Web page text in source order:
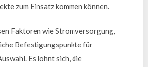
zum Einsatz kommen können.
Faktoren wie Stromversorgung,
Befestigungspunkte für
Es lohnt sich, die